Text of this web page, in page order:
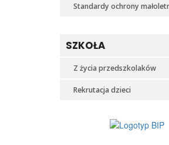
Standardy ochrony
SZKOŁA
Z życia przedszkolaków
Rekrutacja dzieci